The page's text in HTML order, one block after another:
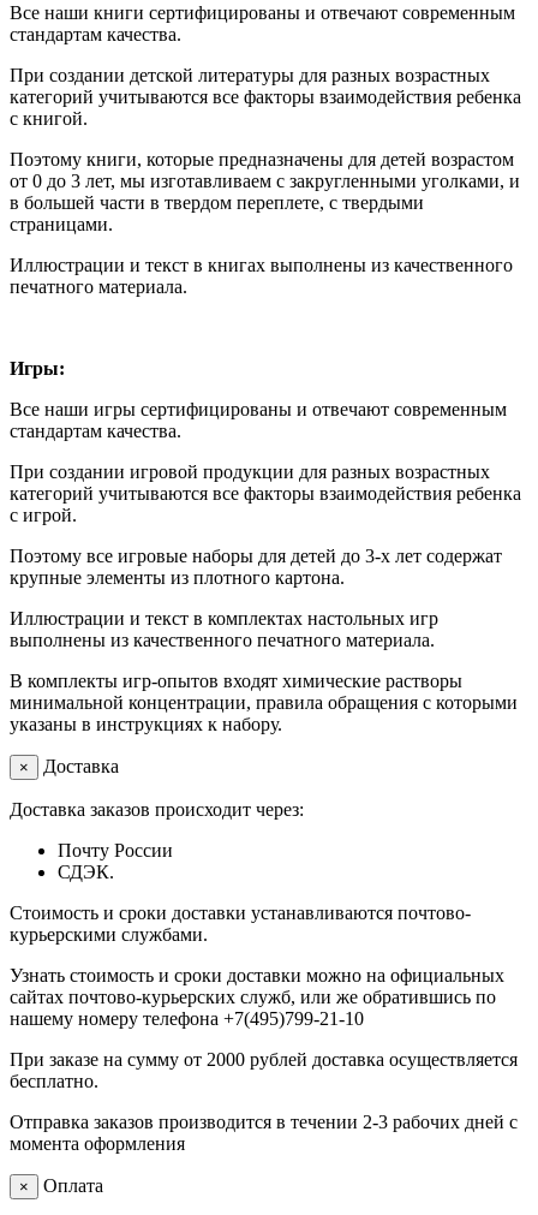
Все наши книги сертифицированы и отвечают современным
стандартам качества.
При создании детской литературы для разных возрастных
категорий учитываются все факторы взаимодействия ребенка
с книгой.
Поэтому книги, которые предназначены для детей возрастом
от 0 до 3 лет, мы изготавливаем с закругленными уголками, и
в большей части в твердом переплете, с твердыми
страницами.
Иллюстрации и текст в книгах выполнены из качественного
печатного материала.
Игры:
Все наши игры сертифицированы и отвечают современным
стандартам качества.
При создании игровой продукции для разных возрастных
категорий учитываются все факторы взаимодействия ребенка
с игрой.
Поэтому все игровые наборы для детей до 3-х лет содержат
крупные элементы из плотного картона.
Иллюстрации и текст в комплектах настольных игр
выполнены из качественного печатного материала.
В комплекты игр-опытов входят химические растворы
минимальной концентрации, правила обращения с которыми
указаны в инструкциях к набору.
× Доставка
Доставка заказов происходит через:
Почту России
СДЭК.
Стоимость и сроки доставки устанавливаются почтово-
курьерскими службами.
Узнать стоимость и сроки доставки можно на официальных
сайтах почтово-курьерских служб, или же обратившись по
нашему номеру телефона +7(495)799-21-10
При заказе на сумму от 2000 рублей доставка осуществляется
бесплатно.
Отправка заказов производится в течении 2-3 рабочих дней с
момента оформления
× Оплата